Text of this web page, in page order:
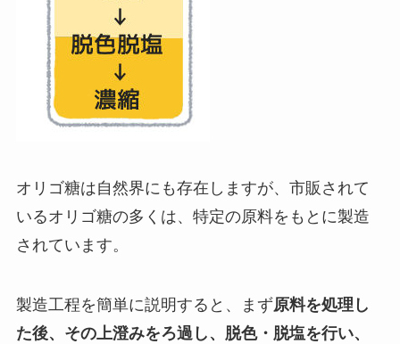
オリゴ糖は自然界にも存在しますが、市販されて
いるオリゴ糖の多くは、特定の原料をもとに製造
されています。
製造工程を簡単に説明すると、まず原料を処理し
た後、その上澄みをろ過し、脱色・脱塩を行い、